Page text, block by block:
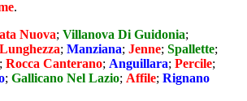
.
Nuova; Villanova Di Guidonia;
Lunghezza; Manziana; Jenne; Spallette;
; Rocca Canterano; Anguillara; Percile;
; Gallicano Nel Lazio; Affile; Rignano